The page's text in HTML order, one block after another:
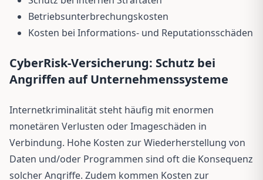
Betriebsunterbrechungskosten
Kosten bei Informations- und Reputationsschäden
CyberRisk-Versicherung: Schutz bei
Angriffen auf Unternehmenssysteme
Internetkriminalität steht häufig mit enormen
monetären Verlusten oder Imageschäden in
Verbindung. Hohe Kosten zur Wiederherstellung von
Daten und/oder Programmen sind oft die Konsequenz
solcher Angriffe. Zudem kommen Kosten zur